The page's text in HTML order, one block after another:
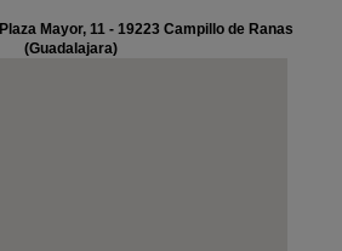
Plaza Mayor, 11 - 19223 Campillo de Ranas
(Guadalajara)